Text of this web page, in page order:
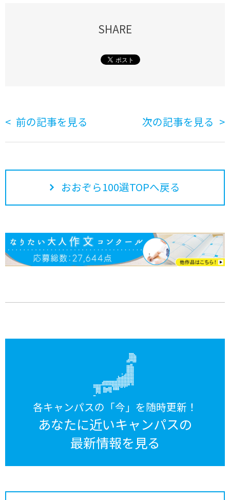
SHARE
前の記事を見る 次の記事を見る
おおぞら100選TOPへ戻る
各キャンパスの「今」を随時更新！
あなたに近いキャンパスの
最新情報を見る